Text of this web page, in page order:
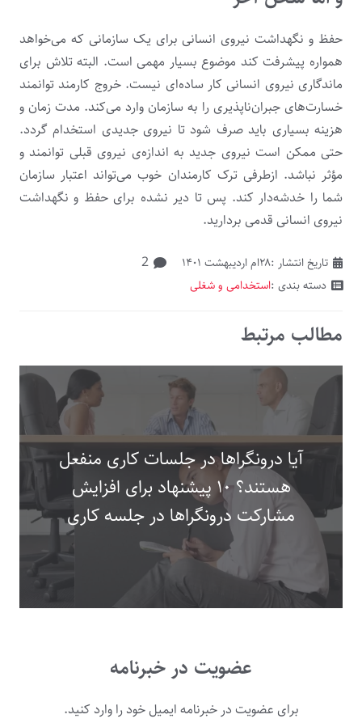
حفظ و نگهداشت نیروی انسانی برای یک سازمانی که می‌خواهد
همواره پیشرفت کند موضوع بسیار مهمی است. البته تلاش برای
ماندگاری نیروی انسانی کار ساده‌ای نیست. خروج کارمند توانمند
خسارت‌های جبران‌ناپذیری را به سازمان وارد می‌کند. مدت زمان و
هزینه بسیاری باید صرف شود تا نیروی جدیدی استخدام گردد.
حتی ممکن است نیروی جدید به اندازه‌ی نیروی قبلی توانمند و
مؤثر نباشد. ازطرفی ترک کارمندان خوب می‌تواند اعتبار سازمان
شما را خدشه‌دار کند. پس تا دیر نشده برای حفظ و نگهداشت
نیروی انسانی قدمی بردارید.
تاریخ انتشار :۲۸ام اردیبهشت ۱۴۰۱ 2دیدگاه
دسته بندی :استخدامی و شغلی
مطالب مرتبط
آیا درونگراها در جلسات کاری منفعل
هستند؟ ۱۰ پیشنهاد برای افزایش
مشارکت درونگراها در جلسه کاری
عضویت در خبرنامه
برای عضویت در خبرنامه ایمیل خود را وارد کنید.